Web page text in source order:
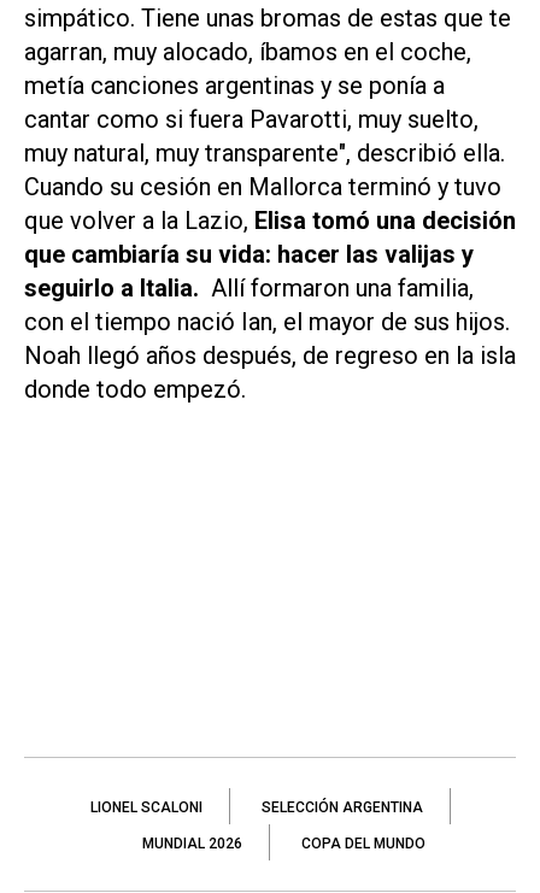
simpático. Tiene unas bromas de estas que te
agarran, muy alocado, íbamos en el coche,
metía canciones argentinas y se ponía a
cantar como si fuera Pavarotti, muy suelto,
muy natural, muy transparente", describió ella.
Cuando su cesión en Mallorca terminó y tuvo
que volver a la Lazio, Elisa tomó una decisión
que cambiaría su vida: hacer las valijas y
seguirlo a Italia. Allí formaron una familia,
con el tiempo nació Ian, el mayor de sus hijos.
Noah llegó años después, de regreso en la isla
donde todo empezó.
LIONEL SCALONI SELECCIÓN ARGENTINA
MUNDIAL 2026 COPA DEL MUNDO